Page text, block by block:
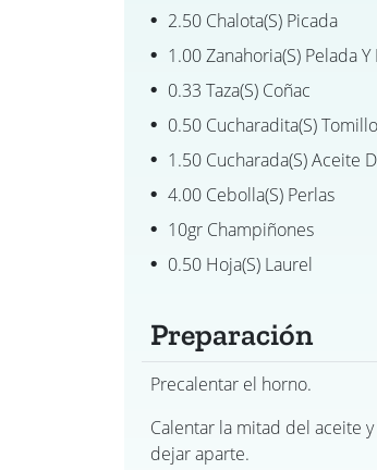
2.50 Chalota(s) Picada
1.00 Zanahoria(s) Pelada
0.33 Taza(s) Coñac
0.50 Cucharadita(s) Tomillo
1.50 Cucharada(s) Aceite
4.00 Cebolla(s) Perlas
10gr Champiñones
0.50 Hoja(s) Laurel
Preparación
Precalentar el horno.
Calentar la mitad del aceite
dejar aparte.